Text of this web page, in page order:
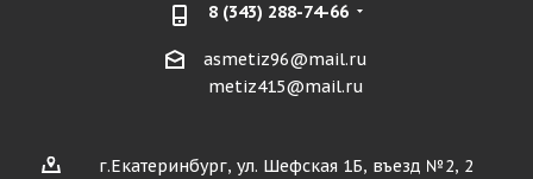
8 (343) 288-74-66
asmetiz96@mail.ru
metiz415@mail.ru
г.Екатеринбург, ул. Шефская 1Б, въезд №2, 2